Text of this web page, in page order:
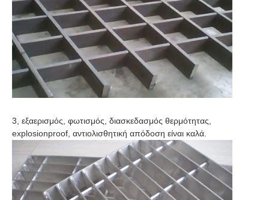
3, εξαερισμός, φωτισμός, διασκεδασμός θερμότητας,
explosionproof, αντιολισθητική απόδοση είναι καλά.